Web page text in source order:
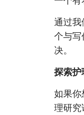
通过
个与
决。
探索护
如果
理研